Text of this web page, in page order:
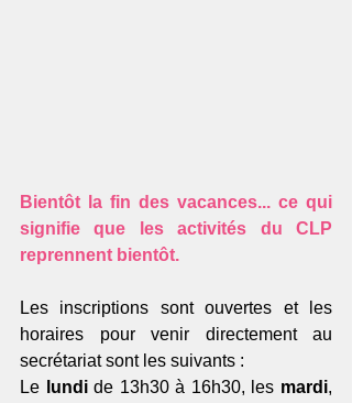
Bientôt la fin des vacances... ce qui
signifie que les activités du CLP
reprennent bientôt.
Les inscriptions sont ouvertes et les
horaires pour venir directement au
secrétariat sont les suivants :
Le lundi de 13h30 à 16h30, les mardi